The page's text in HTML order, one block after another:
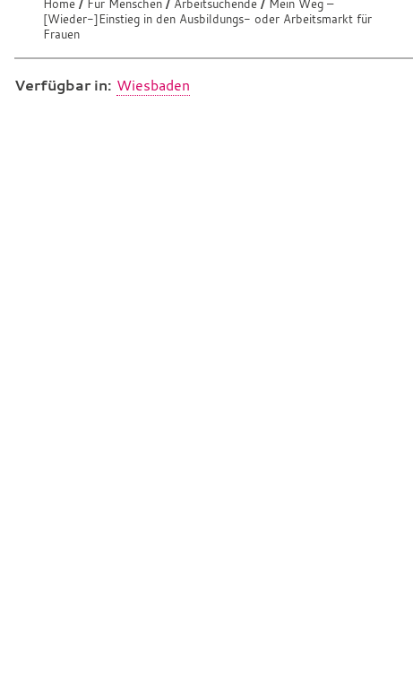
S
i
e
s
n
Home Für Menschen Arbeitsuchende
Mein Weg –
[Wieder-]Einstieg in den Ausbildungs- oder Arbeitsmarkt für
Frauen
Verfügbar in: Wiesbaden